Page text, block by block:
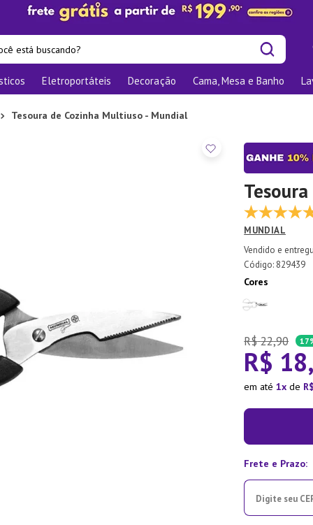
Eletroportáteis Decoração Cama, Mesa e Banho
Tesoura de Cozinha Multiuso - Mundial
MUNDIAL
: 829439
Cores
R$ 22,90
R$ 18
em até1 de
buscados
Jantar